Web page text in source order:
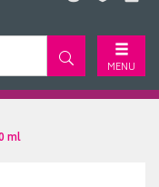
MENU
ml